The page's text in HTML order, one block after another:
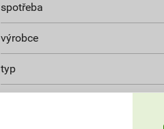
spotřeba
výrobce
typ